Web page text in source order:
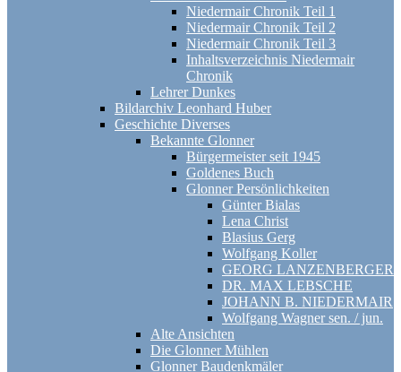
Niedermair Chronik Teil 1
Niedermair Chronik Teil 2
Niedermair Chronik Teil 3
Inhaltsverzeichnis Niedermair
Chronik
Lehrer Dunkes
Bildarchiv Leonhard Huber
Geschichte Diverses
Bekannte Glonner
Bürgermeister seit 1945
Goldenes Buch
Glonner Persönlichkeiten
Günter Bialas
Lena Christ
Blasius Gerg
Wolfgang Koller
GEORG LANZENBERGER
DR. MAX LEBSCHE
JOHANN B. NIEDERMAIR
Wolfgang Wagner sen. / jun.
Alte Ansichten
Die Glonner Mühlen
Glonner Baudenkmäler